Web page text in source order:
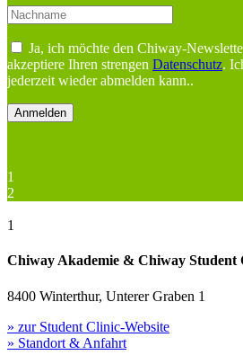
Ja, ich möchte den Chiway-
akzeptiere Ihren strengen Datenschutz.
jederzeit wieder abmelden kann..
1
2
1
Chiway Akademie & Chiway Student
8400 Winterthur, Unterer Graben 1
» zur Student Clinic-Website
» Standort & Anfahrt